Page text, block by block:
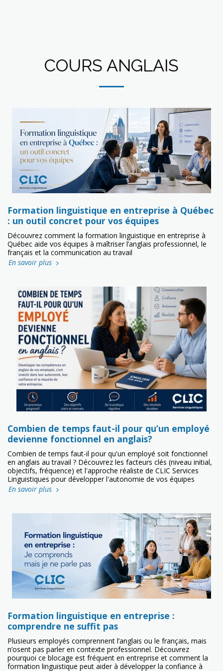
COURS ANGLAIS
Formation linguistique en entreprise à Québec
: un outil concret pour vos équipes
Découvrez comment la formation linguistique en entreprise à
Québec aide vos équipes à maîtriser l’anglais professionnel, le
français et la communication au travail
En savoir plus
Combien de temps faut-il pour qu’un employé
devienne fonctionnel en anglais?
Combien de temps faut-il pour qu'un employé soit fonctionnel
en anglais au travail ? Découvrez les facteurs clés (niveau initial,
objectifs, fréquence) et l'approche réaliste de CLIC Services
Linguistiques pour développer l'autonomie de vos équipes
En savoir plus
Formation linguistique en entreprise :
comprendre ne suffit pas
Plusieurs employés comprennent l’anglais ou le français, mais
n’osent pas parler en contexte professionnel. Découvrez
pourquoi ce blocage est fréquent en entreprise et comment la
formation linguistique peut aider à développer la confiance à